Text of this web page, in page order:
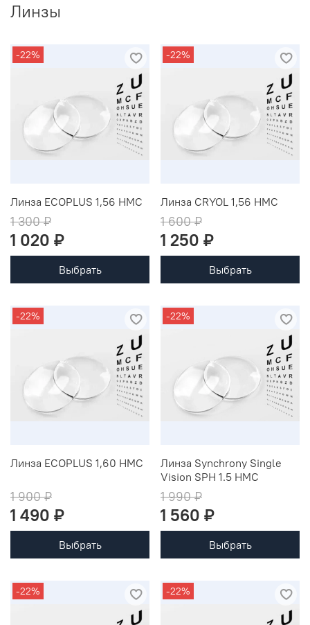
Линзы
-22%
Линза ECOPLUS 1,56 HMC
1 300 ₽
1 020 ₽
Выбрать
-22%
Линза CRYOL 1,56 HMC
1 600 ₽
1 250 ₽
Выбрать
-22%
Линза ECOPLUS 1,60 HMC
1 900 ₽
1 490 ₽
Выбрать
-22%
Линза Synchrony Single
Vision SPH 1.5 НМС
1 990 ₽
1 560 ₽
Выбрать
-22% -22%